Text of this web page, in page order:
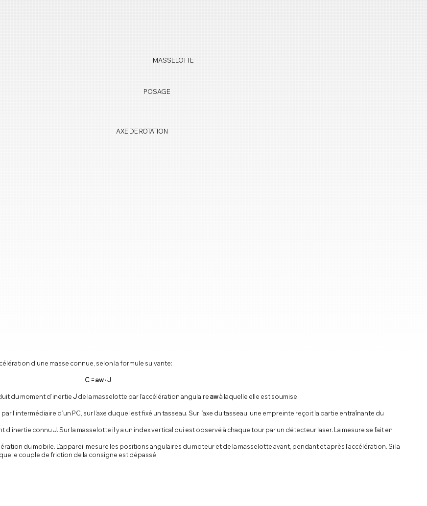
MASSELOTTE
POSAGE
AXE DE ROTATION
d’une masse connue, selon la formule suivante:
C = aw · J
du moment d’inertieJde la masselotte par l’accélération angulaireawà laquelle elle est soumise.
d’un PC, sur l’axe duquel est fixé un tasseau. Sur l’axe du tasseau, une empreinte reçoit la partie entraînante du
connu J. Sur la masselotte il y a un index vertical qui est observé à chaque tour par un détecteur laser. La mesure se fait en
du mobile. L’appareil mesure les positions angulaires du moteur et de la masselotte avant, pendant et après l’accélération. Si la
le couple de friction de la consigne est dépassé